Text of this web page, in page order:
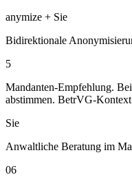
anymize + Sie
Bidirektionale
5
Mandanten-Empfehlung.
abstimmen. BetrVG-
Sie
Anwaltliche Beratung im
06